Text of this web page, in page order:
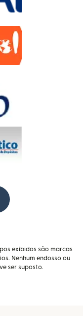
exibidos são marcas
Nenhum endosso ou
ser suposto.